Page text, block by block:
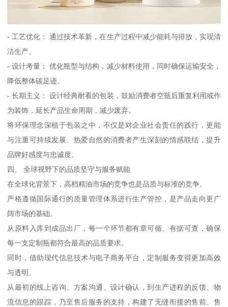
- 工艺优化： 通过技术革新，在生产过程中减少能耗与排放，实现清
洁生产。
- 设计考量： 优化瓶型与结构，减少材料使用，同时确保运输安全，
降低整体碳足迹。
- 长期主义： 设计经典耐看的包装，鼓励消费者空瓶后重复利用或作
为装饰，延长产品生命周期，减少废弃。
将环保理念深植于包装之中，不仅是对企业社会责任的践行，更能
与注重可持续发展、热爱自然的消费者产生深刻的情感联结，提升
品牌好感度与忠诚度。
四、 全球视野下的品质坚守与服务赋能
在全球化背景下，高档精油市场的竞争也是品质与标准的竞争。
严格遵循国际通行的质量管理体系进行生产管控，是产品走向更广
阔市场的基础。
从原料入库到成品出厂，每一个环节都有章可循、有据可查，确保
每一支定制瓶都符合最高的品质要求。
同时，借助现代信息技术与电子商务平台，定制服务变得更加高效
与透明。
从最初的线上咨询、方案沟通、设计确认，到生产进程的反馈、物
流信息的跟踪，乃至售后服务的支持，构建了无缝衔接的售前、售